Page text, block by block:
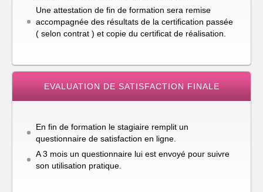
Une attestation de fin de formation sera remise
accompagnée des résultats de la certification passée
( selon contrat ) et copie du certificat de réalisation.
EVALUATION DE SATISFACTION FINALE
En fin de formation le stagiaire remplit un
questionnaire de satisfaction en ligne.
A 3 mois un questionnaire lui est envoyé pour suivre
son utilisation pratique.